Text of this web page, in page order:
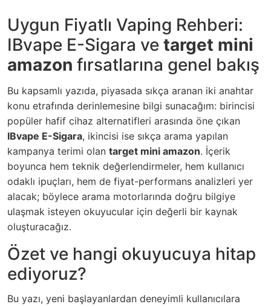
Uygun Fiyatlı Vaping Rehberi:
IBvape E-Sigara ve target mini
amazon fırsatlarına genel bakış
Bu kapsamlı yazıda, piyasada sıkça aranan iki anahtar
konu etrafında derinlemesine bilgi sunacağım: birincisi
popüler hafif cihaz alternatifleri arasında öne çıkan
IBvape E-Sigara, ikincisi ise sıkça arama yapılan
kampanya terimi olan target mini amazon. İçerik
boyunca hem teknik değerlendirmeler, hem kullanıcı
odaklı ipuçları, hem de fiyat-performans analizleri yer
alacak; böylece arama motorlarında doğru bilgiye
ulaşmak isteyen okuyucular için değerli bir kaynak
oluşturacağız.
Özet ve hangi okuyucuya hitap
ediyoruz?
Bu yazı, yeni başlayanlardan deneyimli kullanıcılara